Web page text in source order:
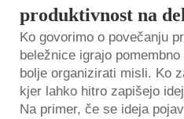
produktivnost na
Ko govorimo o povečanju
beležnice igrajo
bolje organizirati misli. Ko
kjer lahko hitro zapišejo
Na primer, če se ideja